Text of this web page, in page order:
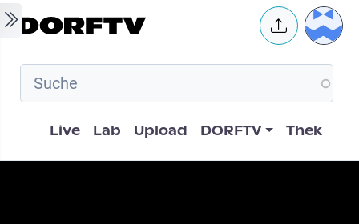
Skip to main content User
Hauptnavigation
Live Lab Upload DORFTV Thek